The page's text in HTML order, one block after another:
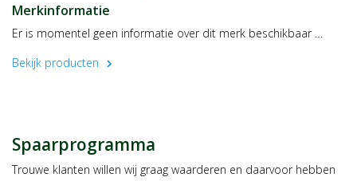
Merkinformatie
Er is momentel geen informatie over dit merk beschikbaar …
Bekijk producten
chevron_right
Spaarprogramma
Trouwe klanten willen wij graag waarderen en daarvoor hebben